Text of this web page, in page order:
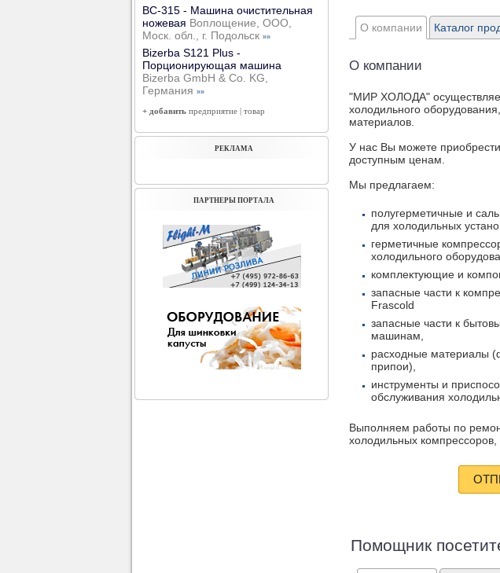
О компании
О компании
"МИР ХОЛОДА"
холодильного
материалов.
У нас Вы можете
доступным ценам.
Мы предлагаем:
полугерметичные и
для холодильных
герметичные
холодильного
комплектующие и
запасные части к
Frascold
запасные части к
машинам,
расходные материалы
припои),
инструменты и
обслуживания
Выполняем работы по
холодильных компрессоров,
Каталог
Помощник
ВС-315 - Машина очистительная
ножевая Воплощение, ООО,
Моск. обл., г. Подольск »»
Bizerba S121 Plus -
Порционирующая машина
Bizerba GmbH & Co. KG,
Германия »»
+ добавить предприятие | товар
РЕКЛАМА
ПАРТНЕРЫ ПОРТАЛА